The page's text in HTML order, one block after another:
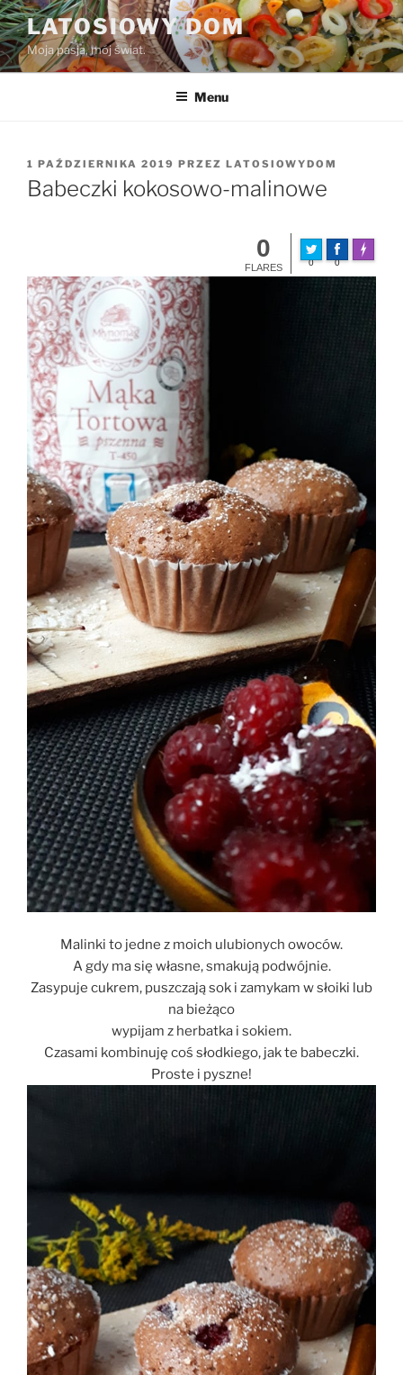
Przejdź
do
treści
LATOSIOWY DOM
Moja pasja, mój świat.
Menu
OPUBLIKOWANE
W
1 PAŹDZIERNIKA 2019 PRZEZ LATOSIOWYDOM
Babeczki kokosowo-malinowe
0
FLARES 0 0
Made with
Malinki to jedne z moich ulubionych owoców.
A gdy ma się własne, smakują podwójnie.
Zasypuje cukrem, puszczają sok i zamykam w słoiki lub
na bieżąco
wypijam z herbatka i sokiem.
Czasami kombinuję coś słodkiego, jak te babeczki.
Proste i pyszne!